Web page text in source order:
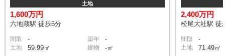
土地
1,600万円
六地蔵駅 徒歩5分
間取 - 築年 -
土地 59.99㎡ 建物 -㎡
2,400万円
松尾大社駅 徒
間取 -
土地 71.49㎡